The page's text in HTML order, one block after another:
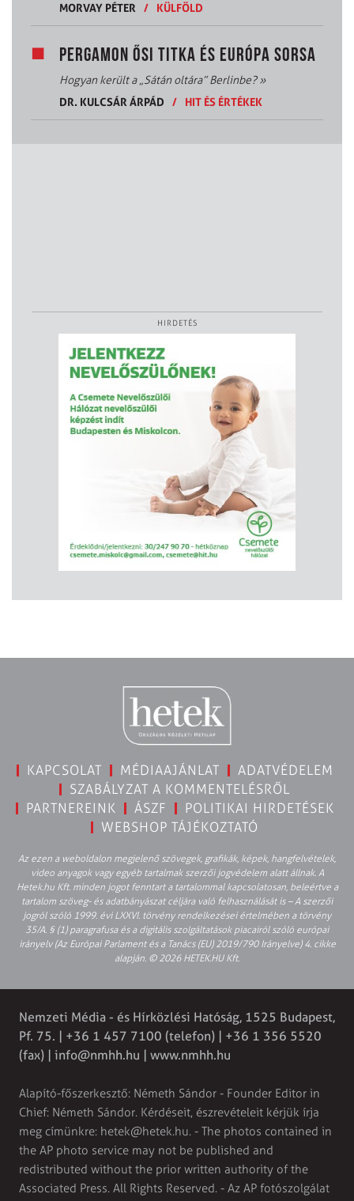
MORVAY PÉTER
/ KÜLFÖLD
PERGAMON ŐSI TITKA ÉS EURÓPA SORSA
Hogyan került a „Sátán oltára” Berlinbe?»
DR. KULCSÁR ÁRPÁD
/ HIT ÉS ÉRTÉKEK
HIRDETÉS
KAPCSOLAT MÉDIAAJÁNLAT
ADATVÉDELEM
SZABÁLYZAT A KOMMENTELÉSRŐL
PARTNEREINK
ÁSZF
POLITIKAI HIRDETÉSEK
WEBSHOP TÁJÉKOZTATÓ
Az ezen a weboldalon megjelenő szövegek, grafikák, képek, hangfelvételek,
video anyagok vagy egyéb tartalmak szerzői jogvédelem alatt állnak. A
Hetek.hu Kft. minden jogot fenntart a tartalommal kapcsolatosan, beleértve a
tartalom szöveg- és adatbányászat céljára való felhasználását is – A szerzői
jogról szóló 1999. évi LXXVI. törvény rendelkezései értelmében a törvény
35/A. § (1) paragrafusa és a digitális szolgáltatások piacairól szóló európai
irányelv (Az Európai Parlament és a Tanács (EU) 2019/790 Irányelve) 4. cikke
alapján. © 2026 HETEK.HU Kft.
Nemzeti Média - és Hírközlési Hatóság, 1525 Budapest,
Pf. 75. | +36 1 457 7100 (telefon) | +36 1 356 5520
(fax) | info@nmhh.hu | www.nmhh.hu
Alapító-főszerkesztő: Németh Sándor - Founder Editor in
Chief: Németh Sándor. Kérdéseit, észrevételeit kérjük írja
meg címünkre: hetek@hetek.hu. - The photos contained in
the AP photo service may not be published and
redistributed without the prior written authority of the
Associated Press. All Rights Reserved. - Az AP fotószolgálat